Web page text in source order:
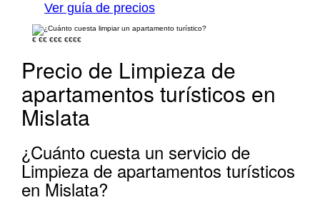
Ver guía de precios
€ €€ €€€ €€€€
Precio de Limpieza de
apartamentos turísticos en
Mislata
¿Cuánto cuesta un servicio de
Limpieza de apartamentos turísticos
en Mislata?